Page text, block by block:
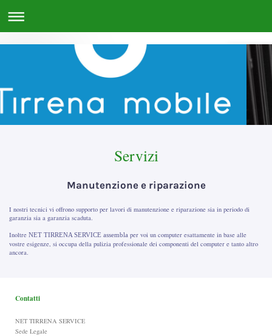
Servizi
Manutenzione e riparazione
I nostri tecnici vi offrono supporto per lavori di manutenzione e riparazione sia in periodo di
garanzia sia a garanzia scaduta.
Inoltre NET TIRRENA SERVICE assembla per voi un computer esattamente in base alle
vostre esigenze, si occupa della pulizia professionale dei componenti del computer e tanto altro
ancora.
Contatti
NET TIRRENA SERVICE
Sede Legale